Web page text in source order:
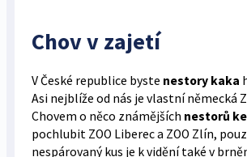
Chov v zajetí
V České republice byste nestory kaka
Asi nejblíže od nás je vlastní německá
Chovem o něco známějších nestorů
pochlubit ZOO Liberec a ZOO Zlín,
nespárovaný kus je k vidění také v